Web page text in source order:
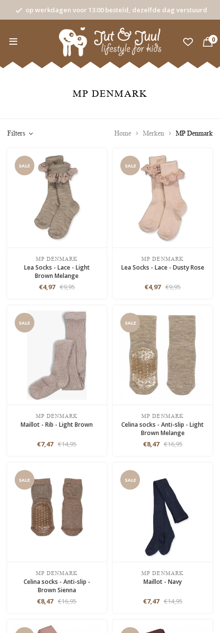
op werkdagen voor 13:00 besteld, dezelfde dag verstuurd
0
MP DENMARK
Filters Home Merken MP Denmark
SALE
MP DENMARK
Lea Socks - Lace - Light
Brown Melange
€4,97 €9,95
SALE
MP DENMARK
Lea Socks - Lace - Dusty Rose
€4,97 €9,95
SALE
MP DENMARK
Maillot - Rib - Light Brown
€7,47 €14,95
SALE
MP DENMARK
Celina socks - Anti-slip - Light
Brown Melange
€8,47 €16,95
SALE
MP DENMARK
Celina socks - Anti-slip -
Brown Sienna
€8,47 €16,95
SALE
MP DENMARK
Maillot - Navy
€7,47 €14,95